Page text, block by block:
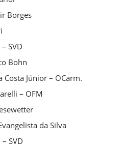
Borges
SVD
Bohn
Costa Júnior – OCarm.
– OFM
da Silva
SVD